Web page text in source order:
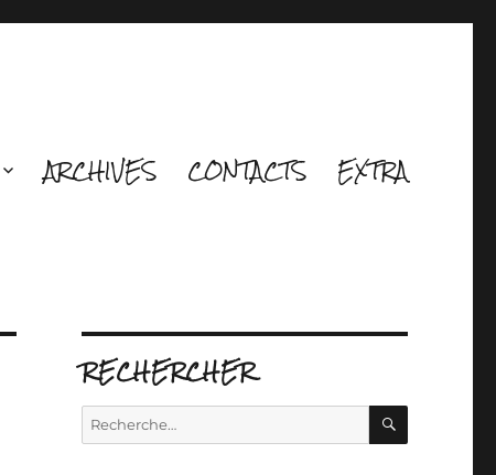
ARCHIVES CONTACTS EXTRA
RECHERCHER
Recherche